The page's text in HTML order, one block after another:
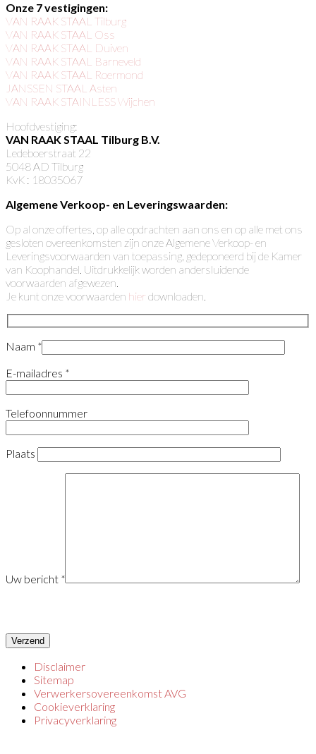
Onze 7 vestigingen:
VAN RAAK STAAL Tilburg
VAN RAAK STAAL Oss
VAN RAAK STAAL Duiven
VAN RAAK STAAL Barneveld
VAN RAAK STAAL Roermond
JANSSEN STAAL Asten
VAN RAAK STAINLESS Wijchen
Hoofdvestiging:
VAN RAAK STAAL Tilburg B.V.
Ledeboerstraat 22
5048 AD Tilburg
KvK : 18035067
Algemene Verkoop- en Leveringswaarden:
Op al onze offertes, op alle opdrachten aan ons en op alle met ons
gesloten overeenkomsten zijn onze Algemene Verkoop- en
Leveringsvoorwaarden van toepassing, gedeponeerd bij de Kamer
van Koophandel. Uitdrukkelijk worden andersluidende
voorwaarden afgewezen.
Je kunt onze voorwaarden hier downloaden.
Naam *
E-mailadres *
Telefoonnummer
Plaats
Uw bericht *
Disclaimer
Sitemap
Verwerkersovereenkomst AVG
Cookieverklaring
Privacyverklaring